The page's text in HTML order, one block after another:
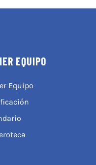
EQUIPO
Equipo